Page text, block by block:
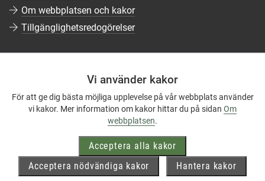
Vi använder kakor
För att ge dig bästa möjliga upplevelse på vår webbplats använder
vi kakor. Mer information om kakor hittar du på sidan Om
webbplatsen.
Acceptera alla kakor
Acceptera nödvändiga kakor
Hantera kakor
Om webbplatsen och kakor
Tillgänglighetsredogörelser
Följ oss på Facebook
Följ oss på Instagram
Följ oss på LinkedIn
Mer om våra sociala medier